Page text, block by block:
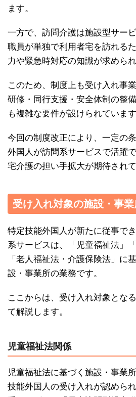
ます。
一方で、訪問介護は施設型サー
職員が単独で利用者宅を訪れる
力や緊急時対応の知識が求められ
このため、制度上も受け入れ事
研修・同行支援・安全体制の整
も複雑な要件が設けられています
今回の制度改正により、一定の
外国人が訪問系サービスで活躍
宅介護の担い手拡大が期待されて
受け入れ対象の施設・事業
特定技能外国人が新たに従事で
系サービスは、「児童福祉法」
「老人福祉法・介護保険法」に
設・事業所の業務です。
ここからは、受け入れ対象とな
て解説します。
児童福祉法関係
児童福祉法に基づく施設・事業
技能外国人の受け入れが認めら